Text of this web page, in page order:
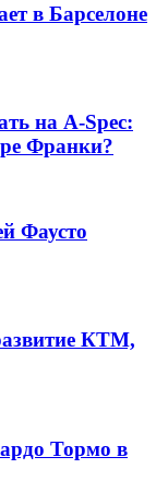
в Барселоне
на A-Spec:
Франки?
Фаусто
КТМ,
Тормо в